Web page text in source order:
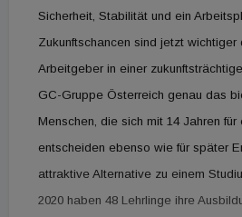
Sicherheit, Stabilität und ein
Zukunftschancen sind jetzt wichtiger
Arbeitgeber in einer
GC-Gruppe Österreich genau das
Menschen, die sich mit 14 Jahren für
entscheiden ebenso wie für später
attraktive Alternative zu einem
2020 haben 48 Lehrlinge ihre